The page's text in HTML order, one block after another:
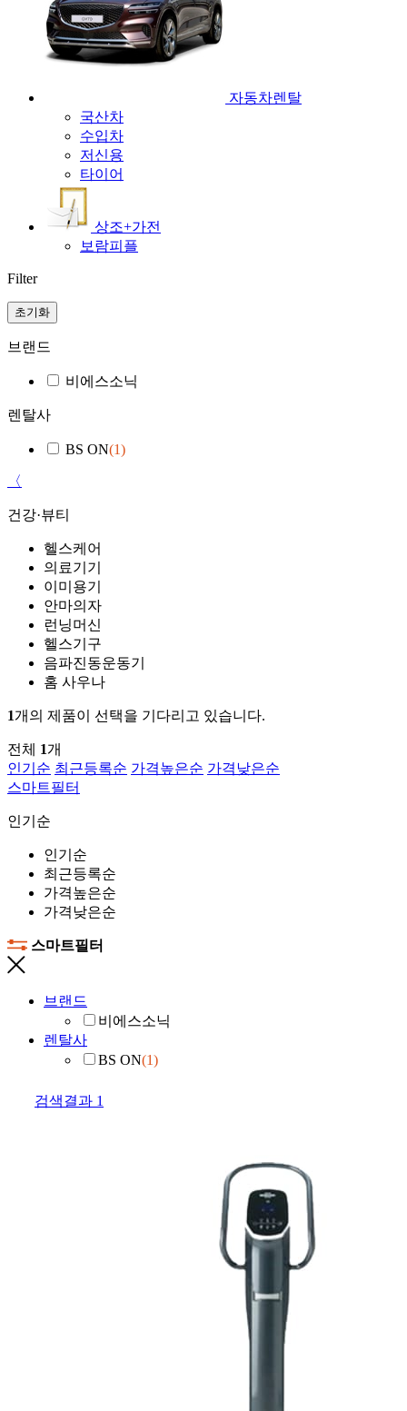
자동차렌탈
국산차
수입차
저신용
타이어
상조+가전
보람피플
Filter
초기화
브랜드
비에스소닉
렌탈사
BS ON(1)
〈
건강·뷰티
헬스케어
의료기기
이미용기
안마의자
런닝머신
헬스기구
음파진동운동기
홈 사우나
1개의 제품이 선택을 기다리고 있습니다.
전체 1개
인기순 최근등록순 가격높은순 가격낮은순
스마트필터
인기순
인기순
최근등록순
가격높은순
가격낮은순
스마트필터
브랜드
비에스소닉
렌탈사
BS ON(1)
검색결과 1